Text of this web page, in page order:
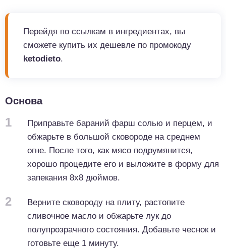
Перейдя по ссылкам в ингредиентах, вы
сможете купить их дешевле по промокоду
ketodieto.
Основа
1
Приправьте бараний фарш солью и перцем, и
обжарьте в большой сковороде на среднем
огне. После того, как мясо подрумянится,
хорошо процедите его и выложите в форму для
запекания 8x8 дюймов.
2
Верните сковороду на плиту, растопите
сливочное масло и обжарьте лук до
полупрозрачного состояния. Добавьте чеснок и
готовьте еще 1 минуту.